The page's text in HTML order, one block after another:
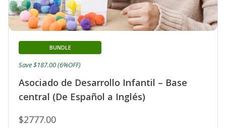
Asociado de Desarrollo Infantil – Base
central (De Español a Inglés)
BUNDLE
$2777.00
Save $187.00 (6%OFF)